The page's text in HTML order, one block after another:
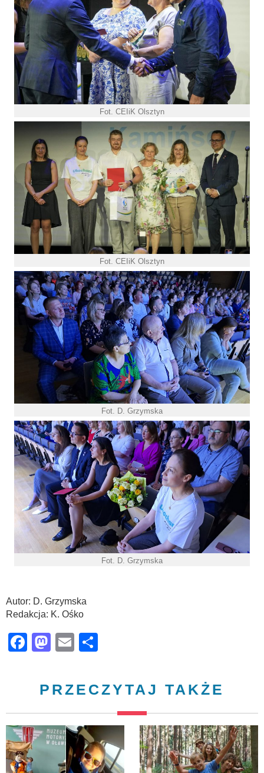
Fot. CEIiK Olsztyn
Fot. CEIiK Olsztyn
Fot. D. Grzymska
Fot. D. Grzymska
Autor: D. Grzymska
Redakcja: K. Ośko
Facebook
Mastodon
Email
PRZECZYTAJ TAKŻE